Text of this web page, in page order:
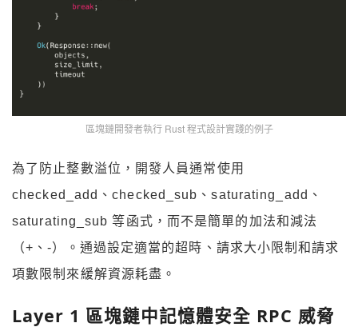
區塊鏈開發者執行 Rust 程式設計實踐的例子
為了防止整數溢位，開發人員通常使用
checked_add、checked_sub、saturating_add、
saturating_sub 等函式，而不是簡單的加法和減法
（+、-）。通過設定適當的超時、請求大小限制和請求
項數限制來緩解資源耗盡。
Layer 1 區塊鏈中記憶體安全 RPC 威脅